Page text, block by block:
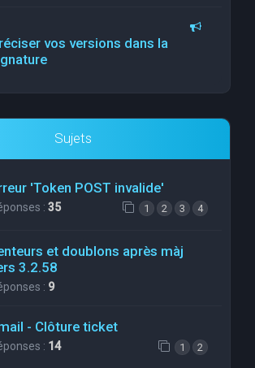
vos versions dans la
Sujets
'Token POST invalide'
: 35 1 2 3 4
et doublons après màj
3.2.58
: 9
- Clôture ticket
: 14 1 2